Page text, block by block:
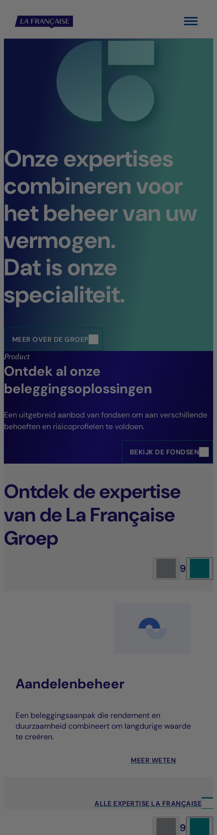
Menu
Onze expertises
combineren voor
het beheer van uw
vermogen.
Dat is onze
specialiteit.
MEER OVER DE GROEP
Product
Ontdek al onze
beleggingsoplossingen
Een uitgebreid aanbod van fondsen om aan verschillende
behoeften en risicoprofielen te voldoen.
BEKIJK DE FONDSEN
Ontdek de expertise
van de La Française
Groep
9
Aandelenbeheer
Een beleggingsaanpak die rendement en
duurzaamheid combineert om langdurige waarde
te creëren.
MEER WETEN
ALLE EXPERTISE LA FRANÇAISE
9